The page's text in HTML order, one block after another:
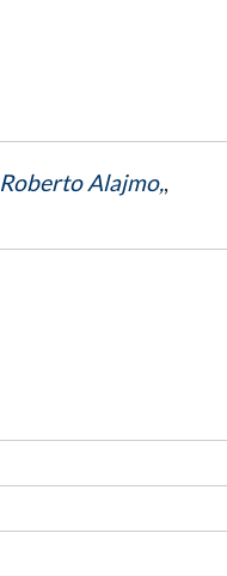
Roberto Alajmo,